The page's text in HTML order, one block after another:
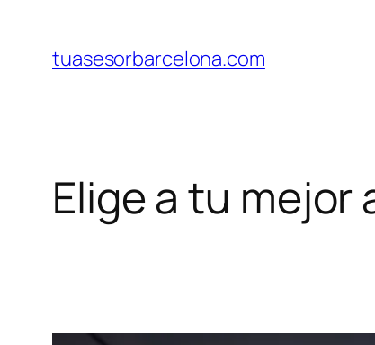
contenido
tuasesorbarcelona.com
Elige a tu mejor